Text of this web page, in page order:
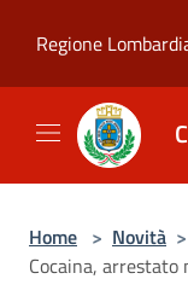
Regione
Home > Novità >
Cocaina, arrestato